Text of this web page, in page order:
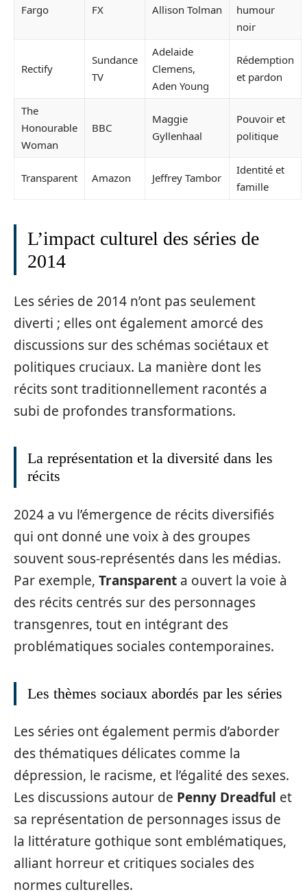
Fargo FX Allison Tolman
humour
noir
Rectify
Sundance
TV
Adelaide
Clemens,
Aden Young
Rédemption
et pardon
The
Honourable
Woman
BBC
Maggie
Gyllenhaal
Pouvoir et
politique
Transparent Amazon Jeffrey Tambor
Identité et
famille
L’impact culturel des séries de
2014
Les séries de 2014 n’ont pas seulement
diverti ; elles ont également amorcé des
discussions sur des schémas sociétaux et
politiques cruciaux. La manière dont les
récits sont traditionnellement racontés a
subi de profondes transformations.
La représentation et la diversité dans les
récits
2024 a vu l’émergence de récits diversifiés
qui ont donné une voix à des groupes
souvent sous-représentés dans les médias.
Par exemple, Transparent a ouvert la voie à
des récits centrés sur des personnages
transgenres, tout en intégrant des
problématiques sociales contemporaines.
Les thèmes sociaux abordés par les séries
Les séries ont également permis d’aborder
des thématiques délicates comme la
dépression, le racisme, et l’égalité des sexes.
Les discussions autour de Penny Dreadful et
sa représentation de personnages issus de
la littérature gothique sont emblématiques,
alliant horreur et critiques sociales des
normes culturelles.